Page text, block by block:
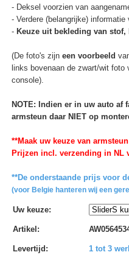
- Deksel voorzien van
- Verdere (belangrijke) informatie
- Keuze uit bekleding van
(De foto's zijn een voorbeeld
links bovenaan de zwart/wit foto
console).
NOTE: Indien er in uw auto af
armsteun daar NIET op
**Maak uw keuze van
Prijzen incl. verzending in NL
**De onderstaande prijs voor
(voor Belgie hanteren wij een
Uw keuze:
Artikel:
Levertijd:
1 tot 3